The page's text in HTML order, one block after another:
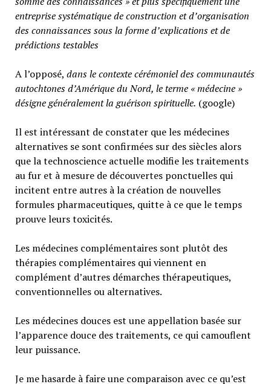
entreprise systématique de construction et d’organisation
des connaissances sous la forme d’explications et de
prédictions testables
A l’opposé, dans le contexte cérémoniel des communautés
autochtones d’Amérique du Nord, le terme « médecine »
désigne généralementla guérison spirituelle. (google)
Il est intéressant de constater que les médecines
alternatives se sont confirmées sur des siècles alors
que la technoscience actuelle modifie les traitements
au fur et à mesure de découvertes ponctuelles qui
incitent entre autres à la création de nouvelles
formules pharmaceutiques, quitte à ce que le temps
prouve leurs toxicités.
Les médecines complémentaires sont plutôt des
thérapies complémentaires qui viennent en
complément d’autres démarches thérapeutiques,
conventionnelles ou alternatives.
Les médecines douces est une appellation basée sur
l’apparence douce des traitements, ce qui camouflent
leur puissance.
Je me hasarde à faire une comparaison avec ce qu’est